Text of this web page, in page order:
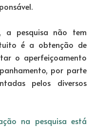
a pesquisa não tem
é a obtenção de
o aperfeiçoamento
por parte
pelos diversos
na pesquisa está